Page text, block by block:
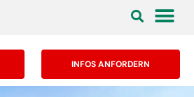
INFOS ANFORDERN